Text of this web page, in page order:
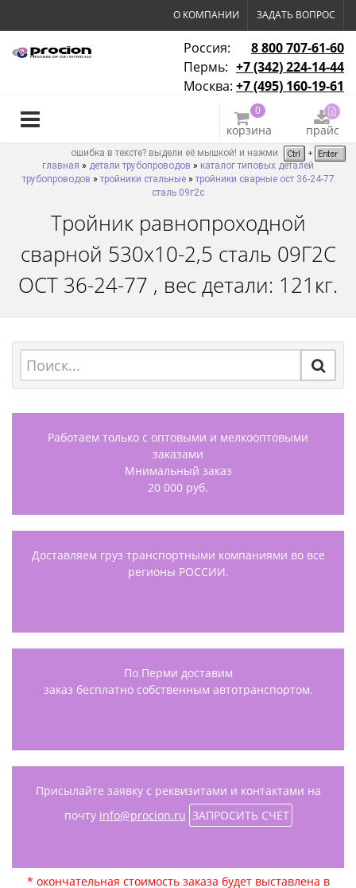
О КОМПАНИИ ЗАДАТЬ ВОПРОС
Россия:
8 800 707-61-60
Пермь: +7 (342) 224-14-44
Москва: +7 (495) 160-19-61
0
корзина прайс
ошибка в тексте? выдели её мышкой! и нажми
главная » детали трубопроводов » каталог типовых деталей
трубопроводов » тройники стальные» тройники сварные ост 36-24-77
сталь 09г2с
Тройник равнопроходной
сварной 530х10-2,5 сталь 09Г2С
ОСТ 36-24-77 , вес детали: 121кг.
Работаем только с оптовыми и мелкооптовыми
заказами
Мнимальный заказ
20 000 руб.
Доставляем груз транспортными компаниями во все
регионы РОССИИ.
По Перми доставим
заказ бесплатно собственным автотранспортом.
Присылайте заявку с реквизитами и контактами на
почту info@procion.ru ЗАПРОСИТЬ СЧЕТ
* окончательная стоимость заказа будет выставлена в